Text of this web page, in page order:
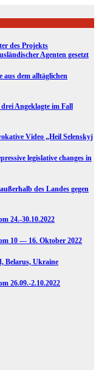
des Projekts
Agenten gesetzt
aus dem alltäglichen
Angeklagte im Fall
Video „Heil Selenskyj
legislative changes in
des Landes gegen
24.-30.10.2022
10 — 16. Oktober 2022
Belarus, Ukraine
26.09.-2.10.2022